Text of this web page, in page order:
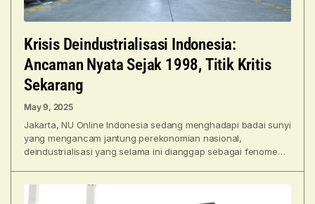
Krisis Deindustrialisasi Indonesia:
Ancaman Nyata Sejak 1998, Titik Kritis
Sekarang
May 9, 2025
Jakarta, NU Online Indonesia sedang menghadapi badai sunyi
yang mengancam jantung perekonomian nasional,
deindustrialisasi yang selama ini dianggap sebagai fenomena